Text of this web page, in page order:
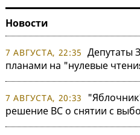
Новости
7 АВГУСТА, 22:35 Депутаты
планами на "нулевые
7 АВГУСТА, 20:33
решение ВС о снятии с